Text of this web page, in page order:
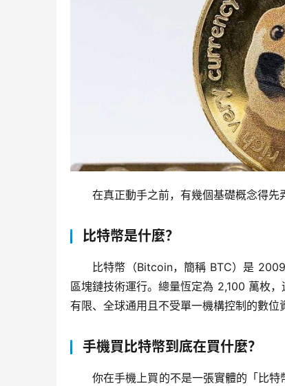
在真正動手之前，有幾個基礎概念得先
比特幣是什麼？
比特幣（Bitcoin，簡稱 BTC）是
區塊鏈技術運行。總量恆定為 2,100 萬枚
有限、全球通用且不受單一機構控制的數位
手機買比特幣到底在買什麼？
你在手機上買的不是一張實體的「比